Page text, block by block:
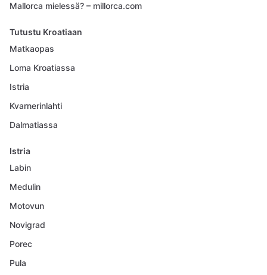
Mallorca mielessä? – millorca.com
Tutustu Kroatiaan
Matkaopas
Loma Kroatiassa
Istria
Kvarnerinlahti
Dalmatiassa
Istria
Labin
Medulin
Motovun
Novigrad
Porec
Pula